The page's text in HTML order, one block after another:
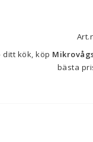
ditt kök, köp
bästa